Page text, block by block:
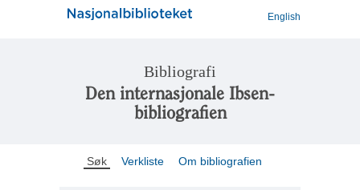
English
Bibliografi
Den internasjonale Ibsen-
bibliografien
Søk Verkliste Om bibliografien